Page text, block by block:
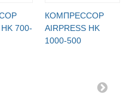
700-
КОМПРЕССОР
AIRPRESS HK
1000-500